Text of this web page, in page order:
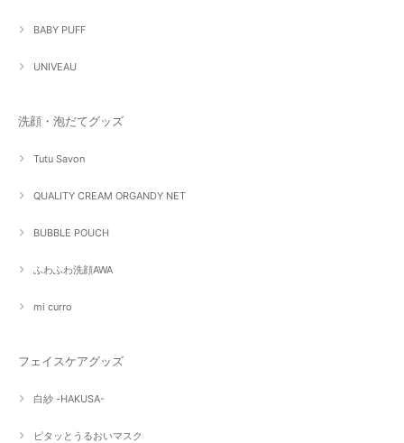
BABY PUFF
UNIVEAU
洗顔・泡だてグッズ
Tutu Savon
QUALITY CREAM ORGANDY NET
BUBBLE POUCH
ふわふわ洗顔AWA
mi curro
フェイスケアグッズ
白紗 -HAKUSA-
ピタッとうるおいマスク